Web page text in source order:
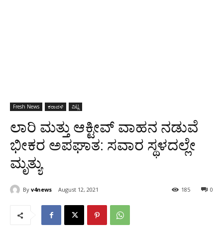
Fresh News ಕರಾವಳಿ ವಿಟ್ಲ
ಲಾರಿ ಮತ್ತು ಆಕ್ಟೀವ್ ವಾಹನ ನಡುವೆ
ಭೀಕರ ಅಪಘಾತ: ಸವಾರ ಸ್ಥಳದಲ್ಲೇ
ಮೃತ್ಯು
By v4news August 12, 2021 0
185